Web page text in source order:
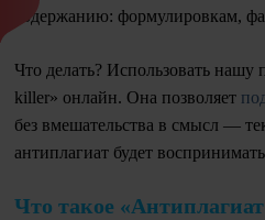
содержанию: формулировкам,
Что делать? Использовать
killer» онлайн. Она позволяет
без вмешательства в смысл —
антиплагиат будет
Что такое